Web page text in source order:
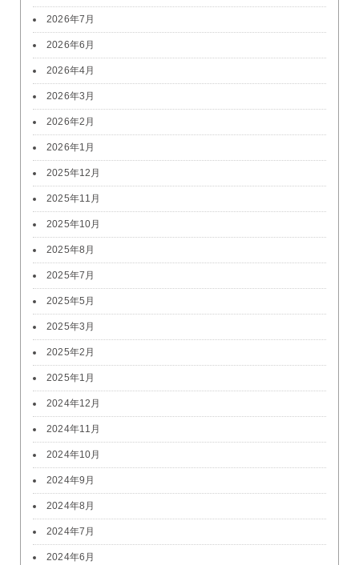
2026年7月
2026年6月
2026年4月
2026年3月
2026年2月
2026年1月
2025年12月
2025年11月
2025年10月
2025年8月
2025年7月
2025年5月
2025年3月
2025年2月
2025年1月
2024年12月
2024年11月
2024年10月
2024年9月
2024年8月
2024年7月
2024年6月